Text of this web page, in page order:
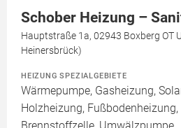
Schober Heizung –
Hauptstraße 1a, 02943 Boxberg OT
Heinersbrück)
HEIZUNG SPEZIALGEBIETE
Wärmepumpe, Gasheizung,
Holzheizung,